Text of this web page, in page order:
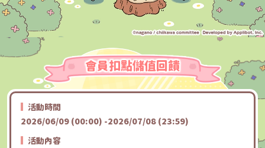
會員扣點儲值回饋
活動時間
2026/06/09 (00:00) -2026/07/08 (23:59)
活動內容